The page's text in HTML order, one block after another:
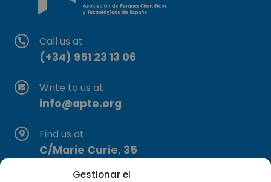
Gestionar el
Call us at
(+34) 951 23 13 06
Write to us at
info@apte.org
Find us at
C/Marie Curie, 35
29590 Campanillas, Málaga